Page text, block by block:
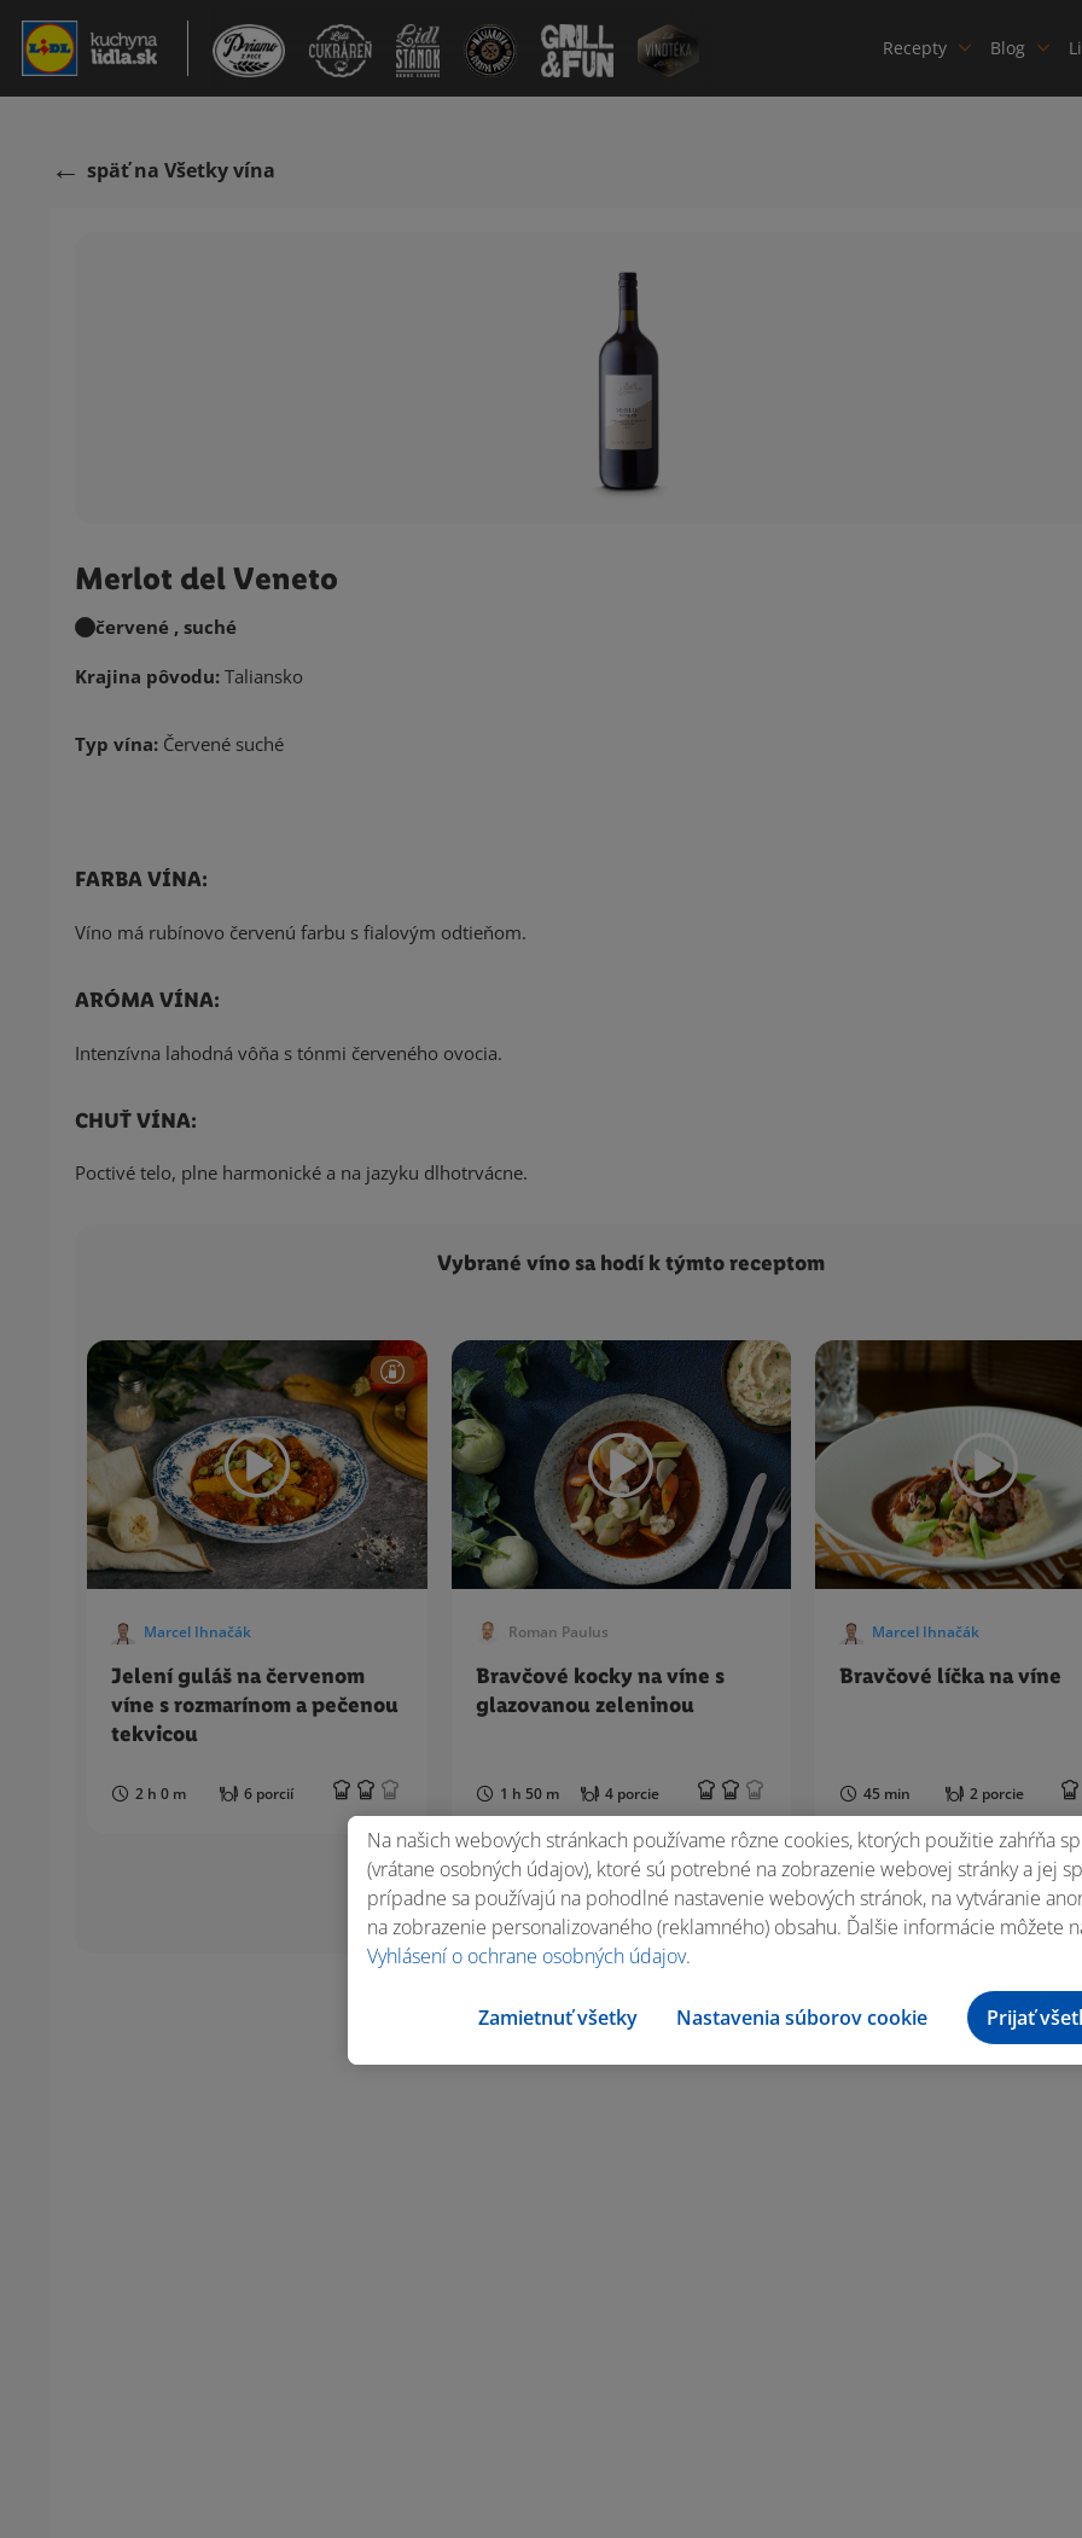
Recepty Blog
späť na Všetky vína
Merlot del Veneto
červené , suché
Krajina pôvodu: Taliansko
Typ vína: Červené suché
FARBA VÍNA:
Víno má rubínovo červenú farbu s fialovým odtieňom.
ARÓMA VÍNA:
Intenzívna lahodná vôňa s tónmi červeného ovocia.
CHUŤ VÍNA:
Poctivé telo, plne harmonické a na jazyku dlhotrvácne.
Vybrané víno sa hodí k týmto receptom
Marcel Ihnačák
Jelení guláš na červenom
víne s rozmarínom a pečenou
tekvicou
2 h 0 m 6 porcií
Roman Paulus
Bravčové kocky na víne s
glazovanou zeleninou
1 h 50 m 4 porcie
Marcel Ihnačák
Bravčové líčka na víne
45 min 2 porcie
Na našich webových stránkach používame rôzne cookies, ktorých použitie zahŕňa
(vrátane osobných údajov), ktoré sú potrebné na zobrazenie webovej stránky a jej
prípadne sa používajú na pohodlné nastavenie webových stránok, na vytváranie
na zobrazenie personalizovaného (reklamného) obsahu. Ďalšie informácie môžete
Vyhlásení o ochrane osobných údajov.
Zamietnuť všetky Nastavenia súborov cookie Prijať